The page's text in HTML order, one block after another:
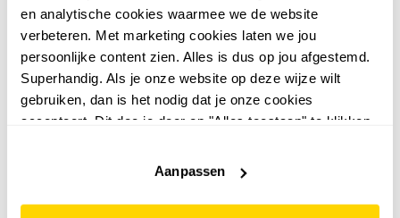
en analytische cookies waarmee we de website
verbeteren. Met marketing cookies laten we jou
persoonlijke content zien. Alles is dus op jou afgestemd.
Superhandig. Als je onze website op deze wijze wilt
gebruiken, dan is het nodig dat je onze cookies
accepteert. Dit doe je door op "Alles toestaan" te klikken.
website niet optimaal functioneert.
Aanpassen